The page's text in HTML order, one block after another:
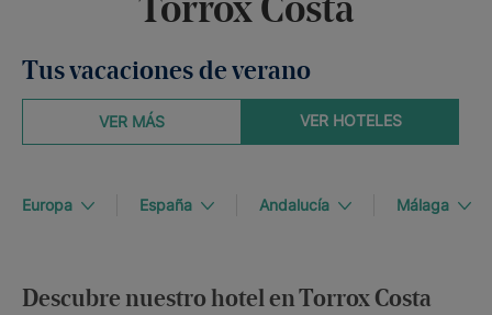
Torrox Costa
Tus vacaciones de verano
VER HOTELES
VER MÁS
Europa España Andalucía Málaga
Descubre nuestro hotel en Torrox Costa